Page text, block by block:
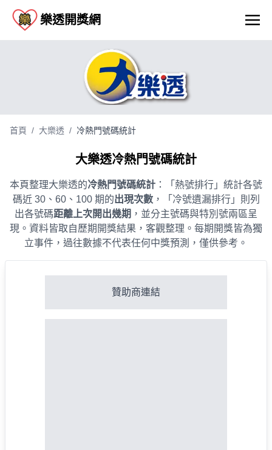
樂透開獎網
首頁 / 大樂透 / 冷熱門號碼統計
大樂透冷熱門號碼統計
本頁整理大樂透的冷熱門號碼統計 ：「熱號排行」統計各號
碼近 30、60、100 期的出現次數，「冷號遺漏排行」則列
出各號碼距離上次開出幾期 ，並分主號碼與特別號兩區呈
現。資料皆取自歷期開獎結果，客觀整理。每期開獎皆為獨
立事件，過往數據不代表任何中獎預測，僅供參考。
贊助商連結